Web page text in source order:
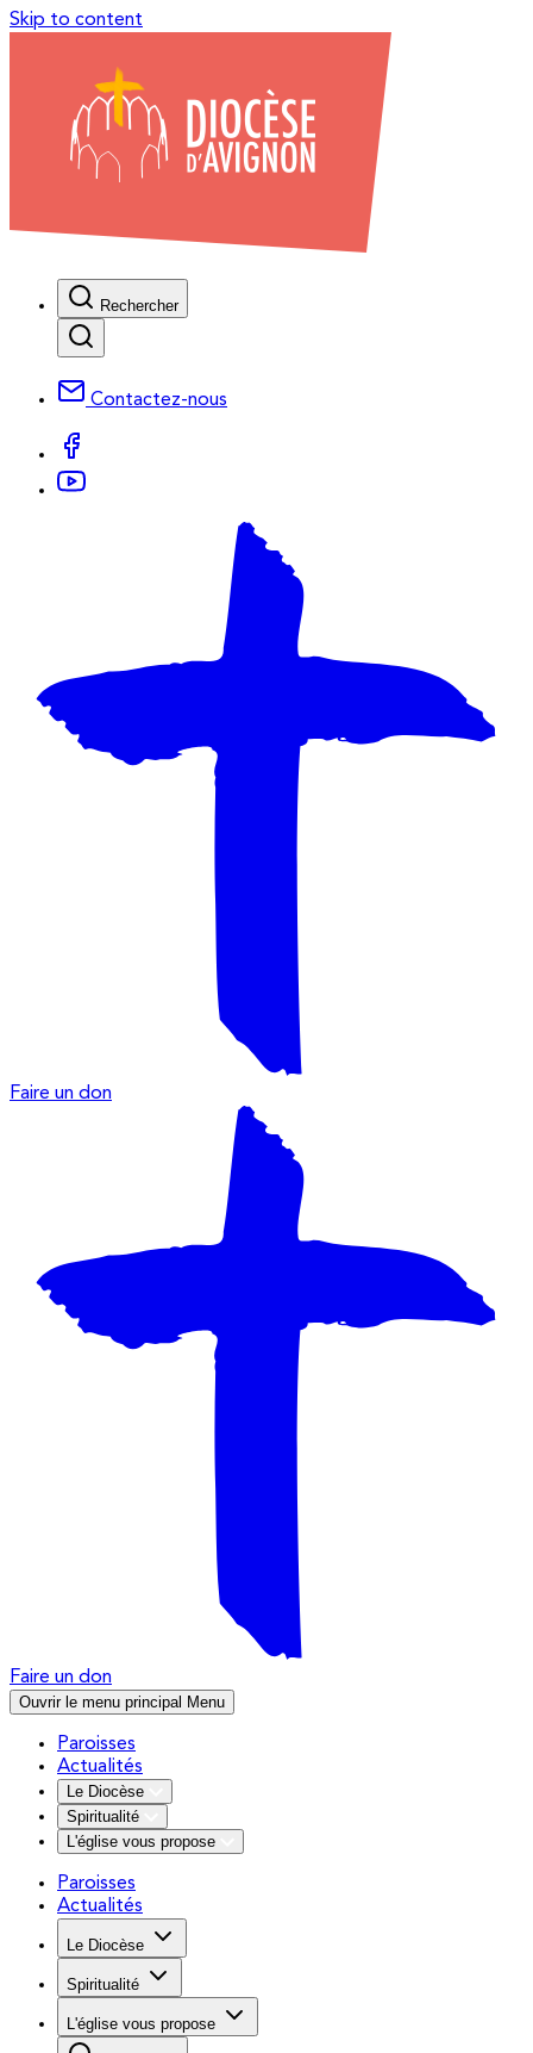
Skip to content
Rechercher
Contactez-nous
Faire un don
Faire un don
Ouvrir le menu principal Menu
Paroisses
Actualités
Le Diocèse
Spiritualité
L'église vous propose
Paroisses
Actualités
Le Diocèse
Spiritualité
L'église vous propose